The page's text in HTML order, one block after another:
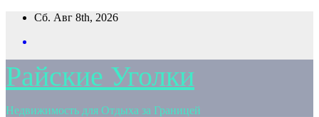
Перейти
содержимому
Сб. Авг 8th, 2026
Райские Уголки
Недвижимость для Отдыха за Границей